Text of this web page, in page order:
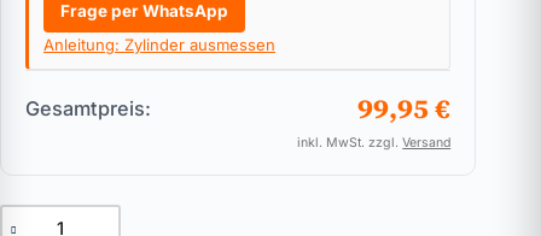
Frage per WhatsApp
Anleitung: Zylinder ausmessen
Gesamtpreis: 99,95 €
inkl. MwSt. zzgl.Versand
Knaufzylinder für Biffar ABUS Bravus.1000 Menge